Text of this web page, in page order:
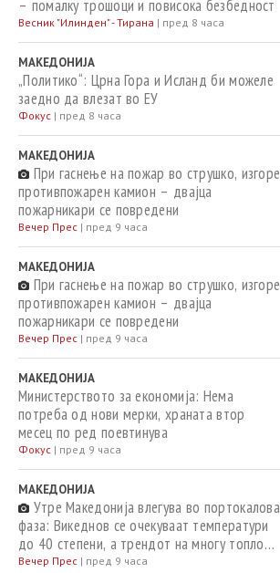
– помалку трошоци и повисока безбедност
Весник "Илинден" - Тирана | пред 8 часа
МАКЕДОНИЈА
„Политико“: Црна Гора и Исланд би можеле
заедно да влезат во ЕУ
Фокус | пред 8 часа
МАКЕДОНИЈА
При гаснење на пожар во струшко, изгоре
противпожарен камион – двајца
пожарникари се повредени
Вечер Прес | пред 9 часа
МАКЕДОНИЈА
При гаснење на пожар во струшко, изгоре
противпожарен камион – двајца
пожарникари се повредени
Вечер Прес | пред 9 часа
МАКЕДОНИЈА
Министерството за економија: Нема
потреба од нови мерки, храната втор
месец по ред поевтинува
Фокус | пред 9 часа
МАКЕДОНИЈА
Утре Македонија влегува во портокалова
фаза: Викеднов се очекуваат температури
до 40 степени, а трендот на многу топло
време продолжува и следната седмица
Вечер Прес | пред 9 часа